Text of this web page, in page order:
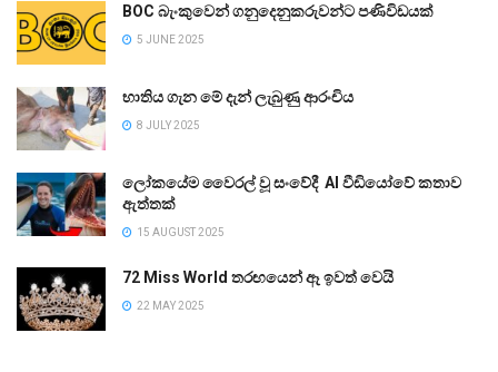
BOC බැංකුවෙන් ගනුදෙනුකරුවන්ට පණිවිඩයක්
5 JUNE 2025
භාතිය ගැන මේ දැන් ලැබුණු ආරංචිය
8 JULY 2025
ලෝකයේම වෛරල් වූ සංවේදී AI වීඩියෝවේ කතාව
ඇත්තක්
15 AUGUST 2025
72 Miss World තරඟයෙන් ඈ ඉවත් වෙයි
22 MAY 2025